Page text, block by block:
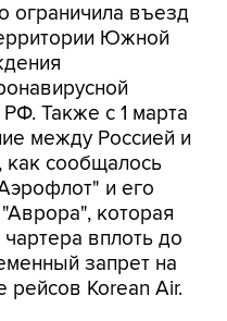
ограничила въезд
Южной
Также с 1 марта
между Россией и
сообщалось
и его
которая
вплоть до
запрет на
рейсов Korean Air.